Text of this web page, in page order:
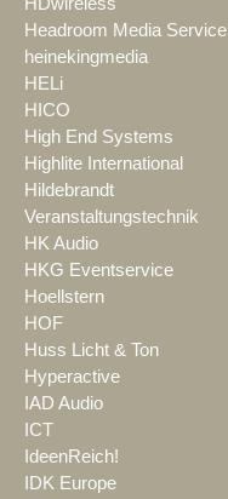
Headroom Media Service
heinekingmedia
HELi
HICO
High End Systems
Highlite International
Hildebrandt
Veranstaltungstechnik
HK Audio
HKG Eventservice
Hoellstern
HOF
Huss Licht & Ton
Hyperactive
IAD Audio
ICT
IdeenReich!
IDK Europe